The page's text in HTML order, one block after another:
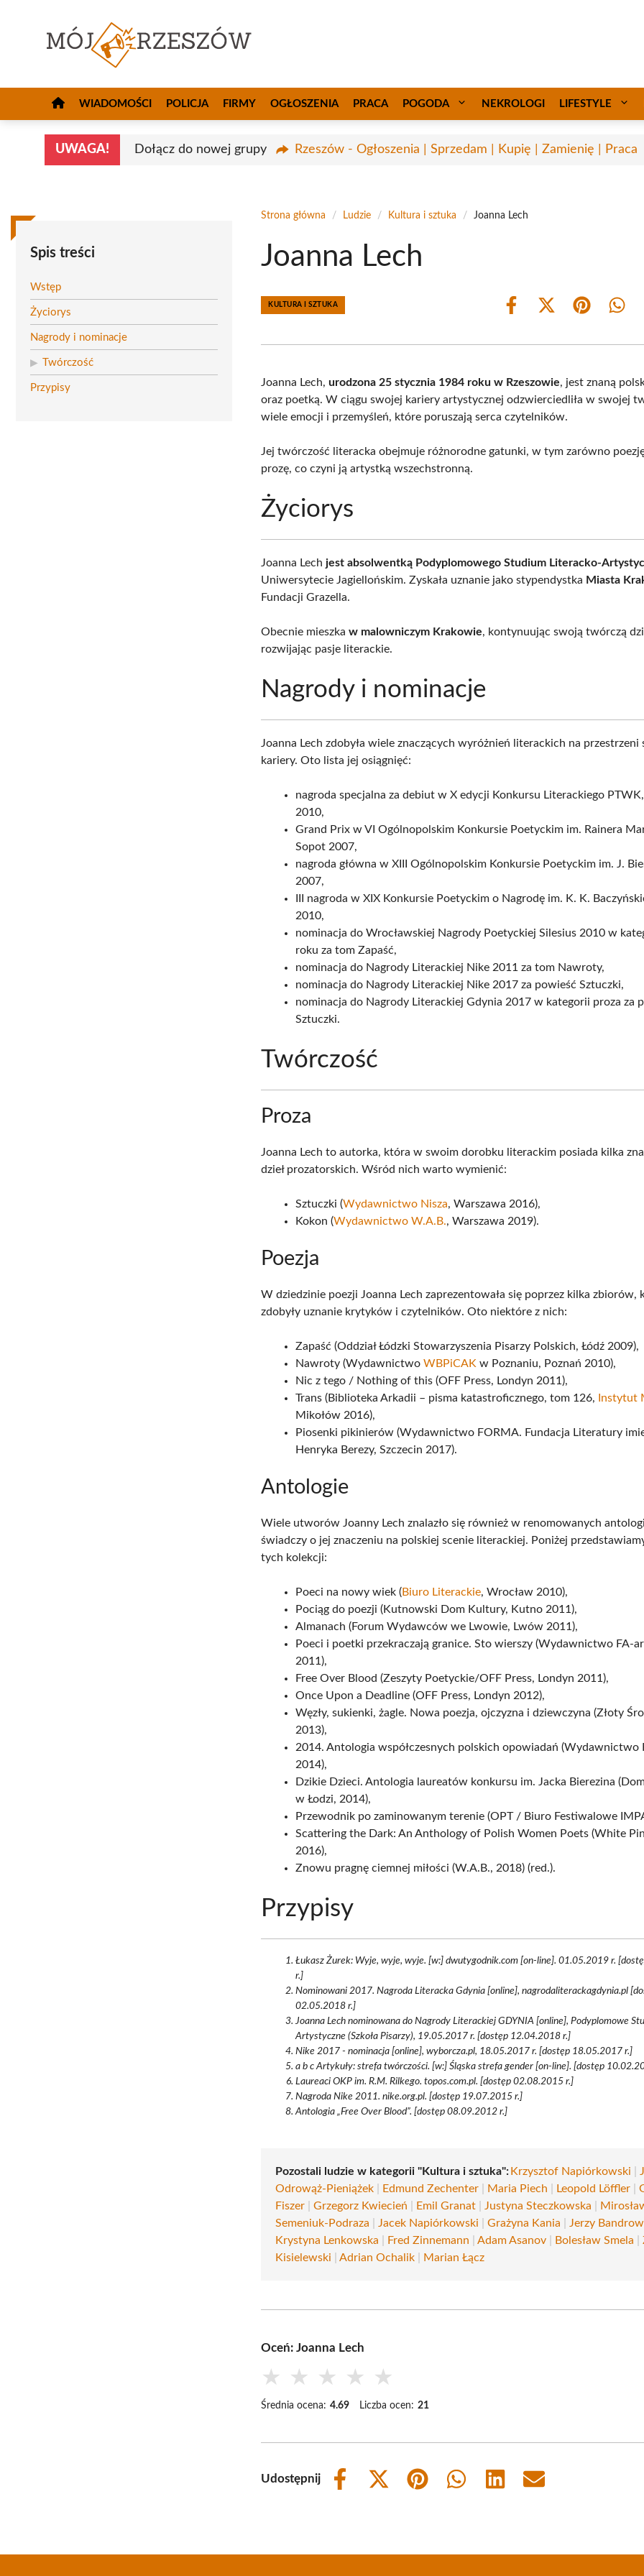
WIADOMOŚCI POLICJA FIRMY OGŁOSZENIA PRACA POGODA NEKROLOGI LIFESTYLE
UWAGA! Dołącz do nowej grupy Rzeszów - Ogłoszenia | Sprzedam | Kupię | Zamienię | Praca
Spis treści
Wstęp
Życiorys
Nagrody i nominacje
Twórczość
Przypisy
Strona główna / Ludzie / Kultura i sztuka / Joanna Lech
Joanna Lech
KULTURA I SZTUKA
Share
Share
(Twitter)
Share Share
Joanna Lech,urodzona 25 stycznia 1984 roku w Rzeszowie, jest znaną
oraz poetką. W ciągu swojej kariery artystycznej odzwierciedliła w swojej
wiele emocji i przemyśleń, które poruszają serca czytelników.
Jej twórczość literacka obejmuje różnorodne gatunki, w tym zarówno
prozę, co czyni ją artystką wszechstronną.
Życiorys
Joanna Lechjest absolwentką Podyplomowego Studium Literacko-
Uniwersytecie Jagiellońskim. Zyskała uznanie jako stypendystka Miasta
Fundacji Grazella.
Obecnie mieszkaw malowniczym Krakowie, kontynuując swoją twórczą
rozwijając pasje literackie.
Nagrody i nominacje
Joanna Lech zdobyła wiele znaczących wyróżnień literackich na przestrzeni
kariery. Oto lista jej osiągnięć:
nagroda specjalna za debiut w X edycji Konkursu Literackiego
2010,
Grand Prix w VI Ogólnopolskim Konkursie Poetyckim im. Rainera
Sopot 2007,
nagroda główna w XIII Ogólnopolskim Konkursie Poetyckim im. J.
2007,
III nagroda w XIX Konkursie Poetyckim o Nagrodę im. K. K.
2010,
nominacja do Wrocławskiej Nagrody Poetyckiej Silesius 2010 w
roku za tom Zapaść,
nominacja do Nagrody Literackiej Nike 2011 za tom Nawroty,
nominacja do Nagrody Literackiej Nike 2017 za powieść Sztuczki,
nominacja do Nagrody Literackiej Gdynia 2017 w kategorii proza za
Sztuczki.
Twórczość
Proza
Joanna Lech to autorka, która w swoim dorobku literackim posiada kilka
dzieł prozatorskich. Wśród nich warto wymienić:
Sztuczki (Wydawnictwo Nisza, Warszawa 2016),
Kokon (Wydawnictwo W.A.B., Warszawa 2019).
Poezja
W dziedzinie poezji Joanna Lech zaprezentowała się poprzez kilka zbiorów,
zdobyły uznanie krytyków i czytelników. Oto niektóre z nich:
Zapaść (Oddział Łódzki Stowarzyszenia Pisarzy Polskich, Łódź 2009),
Nawroty (WydawnictwoWBPiCAK w Poznaniu, Poznań 2010),
Nic z tego / Nothing of this (OFF Press, Londyn 2011),
Trans (Biblioteka Arkadii – pisma katastroficznego, tom 126, Instytut
Mikołów 2016),
Piosenki pikinierów (Wydawnictwo FORMA. Fundacja Literatury
Henryka Berezy, Szczecin 2017).
Antologie
Wiele utworów Joanny Lech znalazło się również w renomowanych
świadczy o jej znaczeniu na polskiej scenie literackiej. Poniżej
tych kolekcji:
Poeci na nowy wiek (Biuro Literackie, Wrocław 2010),
Pociąg do poezji (Kutnowski Dom Kultury, Kutno 2011),
Almanach (Forum Wydawców we Lwowie, Lwów 2011),
Poeci i poetki przekraczają granice. Sto wierszy (Wydawnictwo FA-
2011),
Free Over Blood (Zeszyty Poetyckie/OFF Press, Londyn 2011),
Once Upon a Deadline (OFF Press, Londyn 2012),
Węzły, sukienki, żagle. Nowa poezja, ojczyzna i dziewczyna (Złoty
2013),
2014. Antologia współczesnych polskich opowiadań (Wydawnictwo
2014),
Dzikie Dzieci. Antologia laureatów konkursu im. Jacka Bierezina
w Łodzi, 2014),
Przewodnik po zaminowanym terenie (OPT / Biuro Festiwalowe
Scattering the Dark: An Anthology of Polish Women Poets (White
2016),
Znowu pragnę ciemnej miłości (W.A.B., 2018) (red.).
Przypisy
Łukasz Żurek: Wyje, wyje, wyje. [w:] dwutygodnik.com [on-line]. 01.05.2019 r.
r.]
Nominowani 2017. Nagroda Literacka Gdynia [online], nagrodaliterackagdynia.pl
02.05.2018 r.]
Joanna Lech nominowana do Nagrody Literackiej GDYNIA [online], Podyplomowe
Artystyczne (Szkoła Pisarzy), 19.05.2017 r. [dostęp 12.04.2018 r.]
Nike 2017 - nominacja [online], wyborcza.pl, 18.05.2017 r. [dostęp 18.05.2017 r.]
a b c Artykuły: strefa twórczości. [w:] Śląska strefa gender [on-line]. [dostęp
Laureaci OKP im. R.M. Rilkego. topos.com.pl. [dostęp 02.08.2015 r.]
Nagroda Nike 2011. nike.org.pl. [dostęp 19.07.2015 r.]
Antologia „Free Over Blood”. [dostęp 08.09.2012 r.]
Pozostali ludzie w kategorii "Kultura i sztuka":Krzysztof Napiórkowski
Odrowąż-Pieniążek
Edmund Zechenter Maria Piech Leopold Löffler |
Fiszer |Grzegorz Kwiecień Emil Granat Justyna Steczkowska
Semeniuk-Podraza
Jacek Napiórkowski |Grażyna Kania Jerzy
Krystyna Lenkowska
Fred Zinnemann |Adam Asanov Bolesław Smela |
Kisielewski |Adrian Ochalik Marian Łącz
Oceń: Joanna Lech
★ ★ ★ ★ ★
Średnia ocena: 4.69 Liczba ocen: 21
Udostępnij
Share
Share
Share
Share
Share
Share